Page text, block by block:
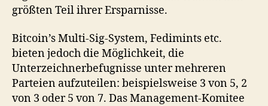
größten Teil ihrer Ersparnisse.
Bitcoin’s Multi-Sig-System, Fedimints etc.
bieten jedoch die Möglichkeit, die
Unterzeichnerbefugnisse unter mehreren
Parteien aufzuteilen: beispielsweise 3 von 5, 2
von 3 oder 5 von 7. Das Management-Komitee